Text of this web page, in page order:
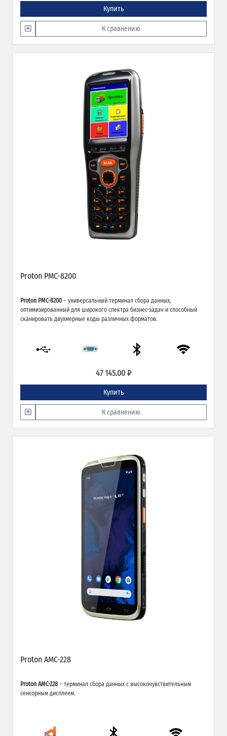
Купить
К сравнению
Proton PMC-8200
Proton PMC-8200 – универсальный терминал сбора данных,
оптимизированный для широкого спектра бизнес-задач и способный
сканировать двухмерные коды различных форматов.
47 145.00 ₽
Купить
К сравнению
Proton AMC-228
Proton AMC-228 – терминал сбора данных с высокочувствительным
сенсорным дисплеем.